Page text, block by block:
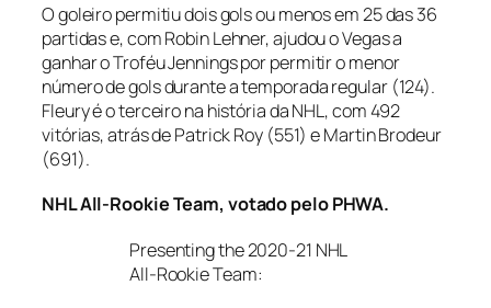
O goleiro permitiu dois gols ou menos em 25 das 36
partidas e, com Robin Lehner, ajudou o Vegas a
ganhar o Troféu Jennings por permitir o menor
número de gols durante a temporada regular (124).
Fleury é o terceiro na história da NHL, com 492
vitórias, atrás de Patrick Roy (551) e Martin Brodeur
(691).
NHL All-Rookie Team, votado pelo PHWA.
Presenting the 2020-21 NHL
All-Rookie Team: